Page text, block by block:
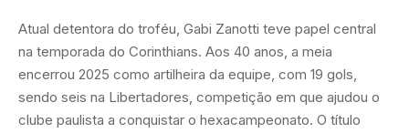
Atual detentora do troféu, Gabi Zanotti teve papel central
na temporada do Corinthians. Aos 40 anos, a meia
encerrou 2025 como artilheira da equipe, com 19 gols,
sendo seis na Libertadores, competição em que ajudou o
clube paulista a conquistar o hexacampeonato. O título